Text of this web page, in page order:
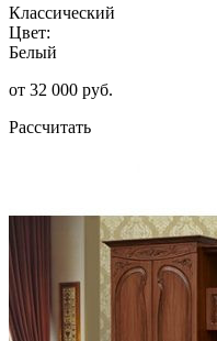
Классический
Цвет:
Белый
от 32 000 руб.
Рассчитать